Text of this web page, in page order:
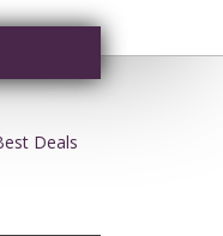
Deals